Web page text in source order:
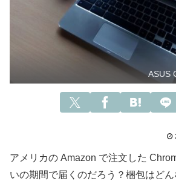
ASUS
アメリカの Amazon で注文した
いの期間で届くのだろう？梱包はど